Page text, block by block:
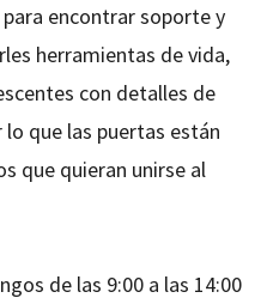
encontrar soporte y
herramientas de vida,
con detalles de
que las puertas están
que quieran unirse al
de las 9:00 a las 14:00